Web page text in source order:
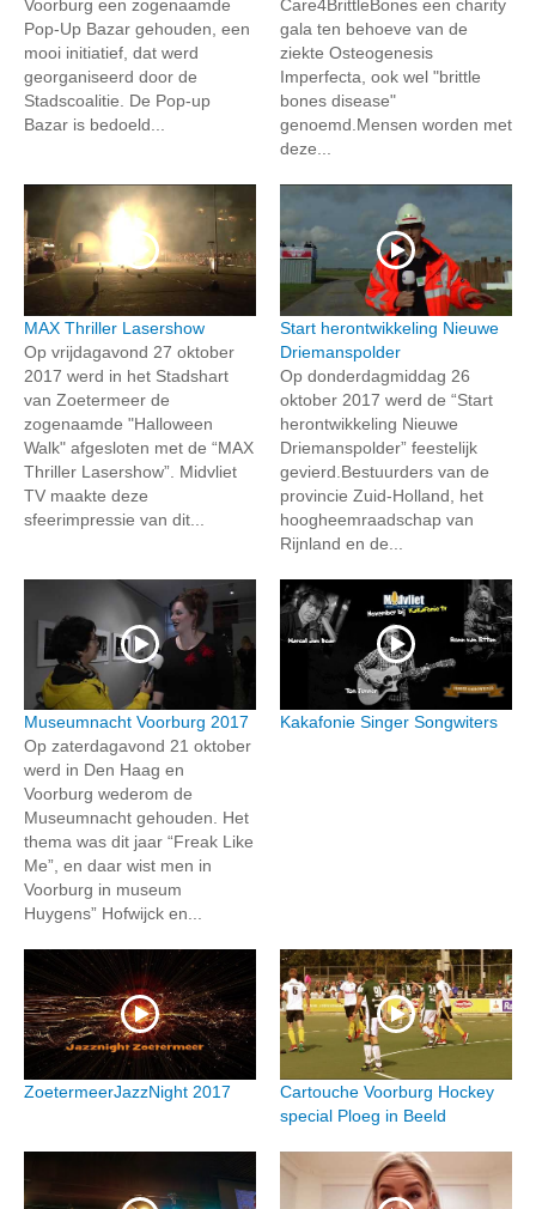
Voorburg een zogenaamde
Pop-Up Bazar gehouden, een
mooi initiatief, dat werd
georganiseerd door de
Stadscoalitie. De Pop-up
Bazar is bedoeld...
Care4BrittleBones een charity
gala ten behoeve van de
ziekte Osteogenesis
Imperfecta, ook wel "brittle
bones disease"
genoemd.Mensen worden met
deze...
MAX Thriller Lasershow
Op vrijdagavond 27 oktober
2017 werd in het Stadshart
van Zoetermeer de
zogenaamde "Halloween
Walk" afgesloten met de “MAX
Thriller Lasershow”. Midvliet
TV maakte deze
sfeerimpressie van dit...
Start herontwikkeling Nieuwe
Driemanspolder
Op donderdagmiddag 26
oktober 2017 werd de “Start
herontwikkeling Nieuwe
Driemanspolder” feestelijk
gevierd.Bestuurders van de
provincie Zuid-Holland, het
hoogheemraadschap van
Rijnland en de...
Museumnacht Voorburg 2017
Op zaterdagavond 21 oktober
werd in Den Haag en
Voorburg wederom de
Museumnacht gehouden. Het
thema was dit jaar “Freak Like
Me”, en daar wist men in
Voorburg in museum
Huygens” Hofwijck en...
Kakafonie Singer Songwiters
ZoetermeerJazzNight 2017
Cartouche Voorburg Hockey
special Ploeg in Beeld